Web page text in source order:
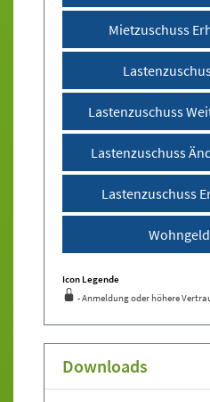
Mietzuschuss
Lastenzuschuss
Lastenzuschuss
Lastenzuschuss
Icon Legende
- Anmeldung oder höhere
Downloads